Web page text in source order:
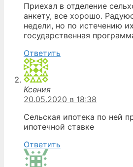
Приехал в отделение
анкету, все хорошо.
недели, но по истечению
государственная
Ответить
Ксения
20.05.2020 в 18:38
Сельская ипотека по ней
ипотечной ставке
Ответить